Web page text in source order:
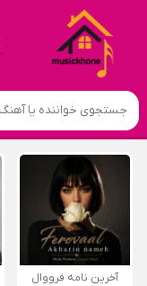
آخرین نامه فرووال